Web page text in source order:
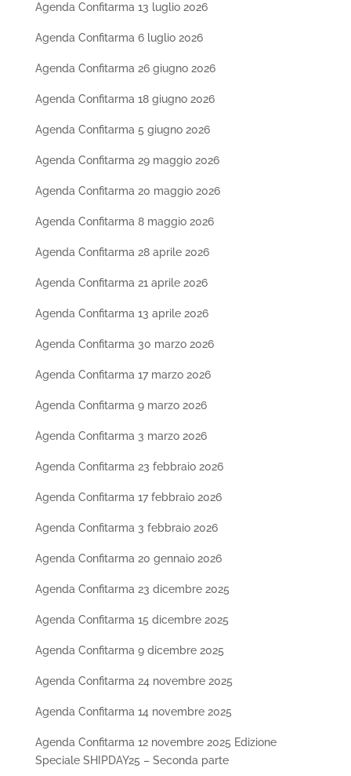
Agenda Confitarma 13 luglio 2026
Agenda Confitarma 6 luglio 2026
Agenda Confitarma 26 giugno 2026
Agenda Confitarma 18 giugno 2026
Agenda Confitarma 5 giugno 2026
Agenda Confitarma 29 maggio 2026
Agenda Confitarma 20 maggio 2026
Agenda Confitarma 8 maggio 2026
Agenda Confitarma 28 aprile 2026
Agenda Confitarma 21 aprile 2026
Agenda Confitarma 13 aprile 2026
Agenda Confitarma 30 marzo 2026
Agenda Confitarma 17 marzo 2026
Agenda Confitarma 9 marzo 2026
Agenda Confitarma 3 marzo 2026
Agenda Confitarma 23 febbraio 2026
Agenda Confitarma 17 febbraio 2026
Agenda Confitarma 3 febbraio 2026
Agenda Confitarma 20 gennaio 2026
Agenda Confitarma 23 dicembre 2025
Agenda Confitarma 15 dicembre 2025
Agenda Confitarma 9 dicembre 2025
Agenda Confitarma 24 novembre 2025
Agenda Confitarma 14 novembre 2025
Agenda Confitarma 12 novembre 2025 Edizione
Speciale SHIPDAY25 – Seconda parte